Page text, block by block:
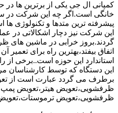
کمپانی ال جی یکی از برترین ها در
خانگی است.اگر چه این شرکت در
پیشرفته ترین متدها و تکنولوژی ها
این شرکت نیز دچار اشکالاتی در
گردند.بروز خرابی در ماشین های
اتفاق بیفتد،بهترین راه برای تعمیر
استاندارد این حوزه است..برخی از
این دستگاه که توسط کارشناسان
برطرف می گردد عبارت است از
ظرفشویی،تعویض هیتر،تعویض پمپ
ظرفشویی،تعویض